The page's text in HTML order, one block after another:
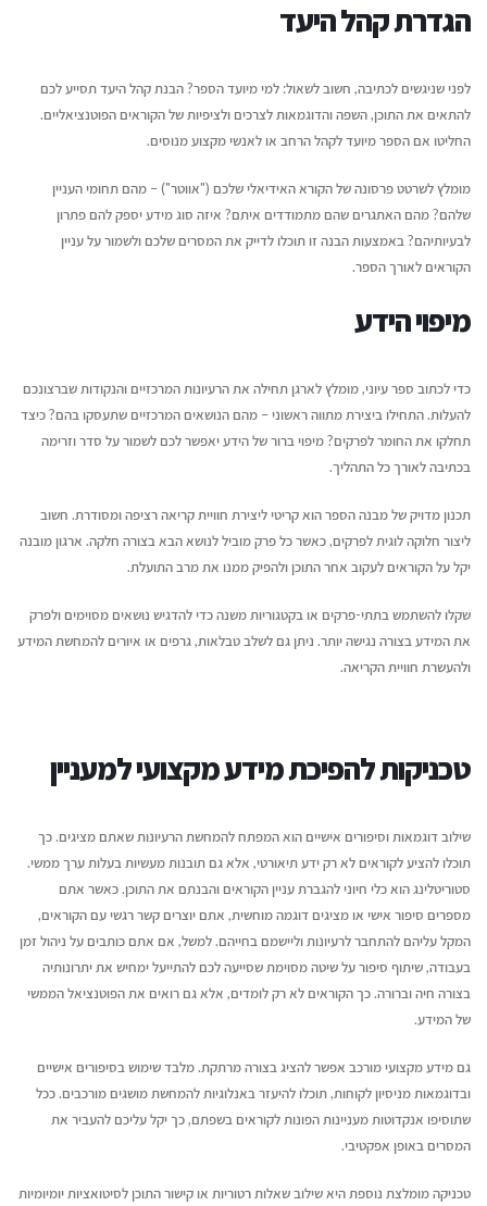
הגדרת קהל היעד
לפני שניגשים לכתיבה, חשוב לשאול: למי מיועד הספר? הבנת קהל היעד תסייע לכם
להתאים את התוכן, השפה והדוגמאות לצרכים ולציפיות של הקוראים הפוטנציאליים.
החליטו אם הספר מיועד לקהל הרחב או לאנשי מקצוע מנוסים.
מומלץ לשרטט פרסונה של הקורא האידיאלי שלכם ("אווטר") – מהם תחומי העניין
שלהם? מהם האתגרים שהם מתמודדים איתם? איזה סוג מידע יספק להם פתרון
לבעיותיהם? באמצעות הבנה זו תוכלו לדייק את המסרים שלכם ולשמור על עניין
הקוראים לאורך הספר.
מיפוי הידע
כדי לכתוב ספר עיוני, מומלץ לארגן תחילה את הרעיונות המרכזיים והנקודות שברצונכם
להעלות. התחילו ביצירת מתווה ראשוני – מהם הנושאים המרכזיים שתעסקו בהם? כיצד
תחלקו את החומר לפרקים? מיפוי ברור של הידע יאפשר לכם לשמור על סדר וזרימה
בכתיבה לאורך כל התהליך.
תכנון מדויק של מבנה הספר הוא קריטי ליצירת חוויית קריאה רציפה ומסודרת. חשוב
ליצור חלוקה לוגית לפרקים, כאשר כל פרק מוביל לנושא הבא בצורה חלקה. ארגון מובנה
יקל על הקוראים לעקוב אחר התוכן ולהפיק ממנו את מרב התועלת.
שקלו להשתמש בתתי-פרקים או בקטגוריות משנה כדי להדגיש נושאים מסוימים ולפרק
את המידע בצורה נגישה יותר. ניתן גם לשלב טבלאות, גרפים או איורים להמחשת המידע
ולהעשרת חוויית הקריאה.
טכניקות להפיכת מידע מקצועי למעניין
שילוב דוגמאות וסיפורים אישיים הוא המפתח להמחשת הרעיונות שאתם מציגים. כך
תוכלו להציע לקוראים לא רק ידע תיאורטי, אלא גם תובנות מעשיות בעלות ערך ממשי.
סטוריטלינג הוא כלי חיוני להגברת עניין הקוראים והבנתם את התוכן. כאשר אתם
מספרים סיפור אישי או מציגים דוגמה מוחשית, אתם יוצרים קשר רגשי עם הקוראים,
המקל עליהם להתחבר לרעיונות וליישמם בחייהם. למשל, אם אתם כותבים על ניהול זמן
בעבודה, שיתוף סיפור על שיטה מסוימת שסייעה לכם להתייעל ימחיש את יתרונותיה
בצורה חיה וברורה. כך הקוראים לא רק לומדים, אלא גם רואים את הפוטנציאל הממשי
של המידע.
גם מידע מקצועי מורכב אפשר להציג בצורה מרתקת. מלבד שימוש בסיפורים אישיים
ובדוגמאות מניסיון לקוחות, תוכלו להיעזר באנלוגיות להמחשת מושגים מורכבים. ככל
שתוסיפו אנקדוטות מעניינות הפונות לקוראים בשפתם, כך יקל עליכם להעביר את
המסרים באופן אפקטיבי.
טכניקה מומלצת נוספת היא שילוב שאלות רטוריות או קישור התוכן לסיטואציות יומיומיות